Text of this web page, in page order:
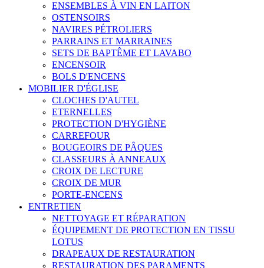
ENSEMBLES À VIN EN LAITON
OSTENSOIRS
NAVIRES PÉTROLIERS
PARRAINS ET MARRAINES
SETS DE BAPTÊME ET LAVABO
ENCENSOIR
BOLS D'ENCENS
MOBILIER D'ÉGLISE
CLOCHES D'AUTEL
ETERNELLES
PROTECTION D'HYGIÈNE
CARREFOUR
BOUGEOIRS DE PÂQUES
CLASSEURS À ANNEAUX
CROIX DE LECTURE
CROIX DE MUR
PORTE-ENCENS
ENTRETIEN
NETTOYAGE ET RÉPARATION
ÉQUIPEMENT DE PROTECTION EN TISSU
LOTUS
DRAPEAUX DE RESTAURATION
RESTAURATION DES PARAMENTS